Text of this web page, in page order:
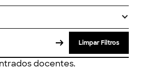
Limpar Filtros
docentes.